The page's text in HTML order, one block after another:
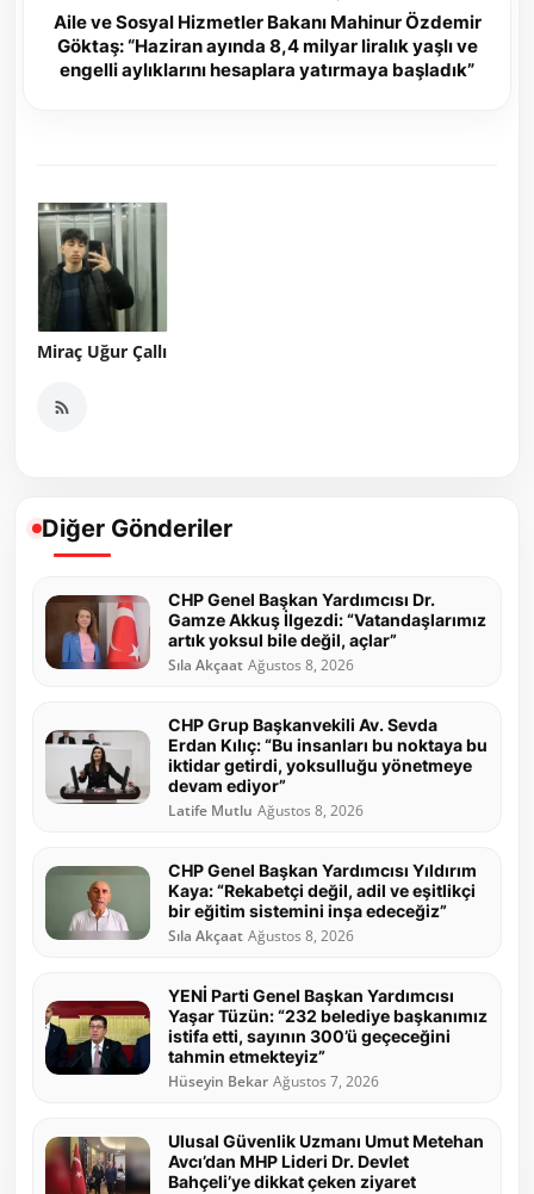
Aile ve Sosyal Hizmetler Bakanı Mahinur Özdemir
Göktaş: “Haziran ayında 8,4 milyar liralık yaşlı ve
engelli aylıklarını hesaplara yatırmaya başladık”
Miraç Uğur Çallı
Diğer Gönderiler
CHP Genel Başkan Yardımcısı Dr.
Gamze Akkuş İlgezdi: “Vatandaşlarımız
artık yoksul bile değil, açlar”
Sıla Akçaat Ağustos 8, 2026
CHP Grup Başkanvekili Av. Sevda
Erdan Kılıç: “Bu insanları bu noktaya bu
iktidar getirdi, yoksulluğu yönetmeye
devam ediyor”
Latife Mutlu Ağustos 8, 2026
CHP Genel Başkan Yardımcısı Yıldırım
Kaya: “Rekabetçi değil, adil ve eşitlikçi
bir eğitim sistemini inşa edeceğiz”
Sıla Akçaat Ağustos 8, 2026
YENİ Parti Genel Başkan Yardımcısı
Yaşar Tüzün: “232 belediye başkanımız
istifa etti, sayının 300’ü geçeceğini
tahmin etmekteyiz”
Hüseyin Bekar Ağustos 7, 2026
Ulusal Güvenlik Uzmanı Umut Metehan
Avcı’dan MHP Lideri Dr. Devlet
Bahçeli’ye dikkat çeken ziyaret